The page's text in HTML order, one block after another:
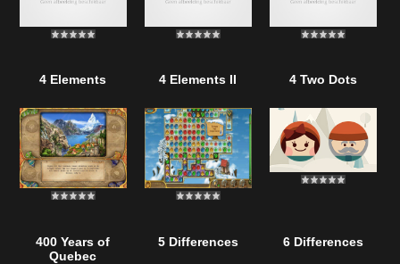
4 Elements 4 Elements II 4 Two Dots
400 Years of
Quebec
5 Differences 6 Differences